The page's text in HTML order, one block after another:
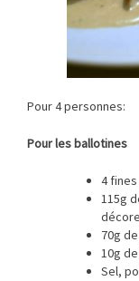
Pour 4 personnes:
Pour les ballotines
4
115g
70g
10g
Sel,